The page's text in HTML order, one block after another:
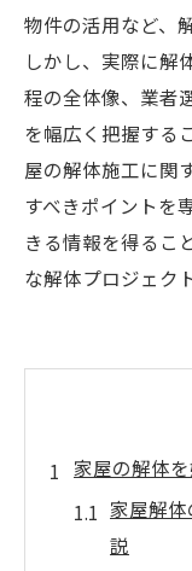
物件の活用など、
しかし、実際に解
程の全体像、業者
を幅広く把握する
屋の解体施工に関
すべきポイントを
きる情報を得るこ
な解体プロジェク
家屋の解体
家屋解
説